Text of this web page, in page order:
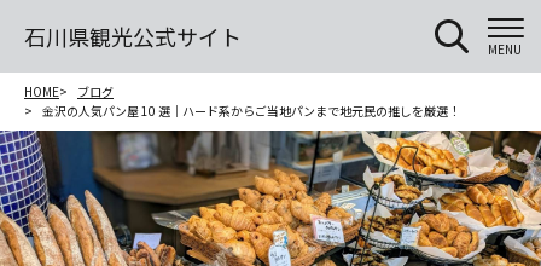
石川県観光公式サイト MENU
HOME
ブログ
金沢の人気パン屋 10 選｜ハード系からご当地パンまで地元民の推しを厳選！